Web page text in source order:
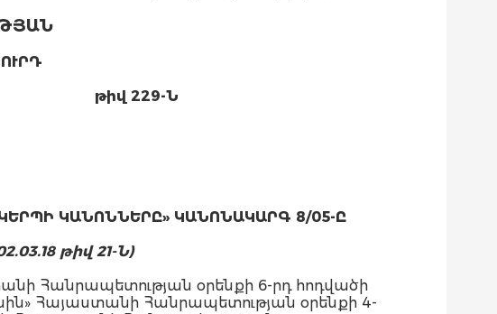
թիվ 229-Ն
ԿԱՆՈՆՆԵՐԸ» ԿԱՆՈՆԱԿԱՐԳ 8/05-Ը
թիվ 21-Ն)
Հանրապետության օրենքի 6-րդ հոդվածի
Հայաստանի Հանրապետության օրենքի 4-